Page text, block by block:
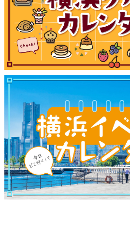
ブログ記事
サイトについて